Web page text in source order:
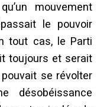
mouvement
le pouvoir
tout cas, le Parti
toujours et serait
se révolter
désobéissance